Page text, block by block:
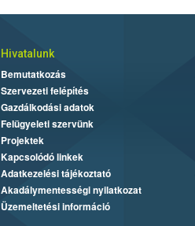
Hivatalunk
Bemutatkozás
Szervezeti felépítés
Gazdálkodási adatok
Felügyeleti szervünk
Projektek
Kapcsolódó linkek
Adatkezelési tájékoztató
Akadálymentességi nyilatkozat
Üzemeltetési információ